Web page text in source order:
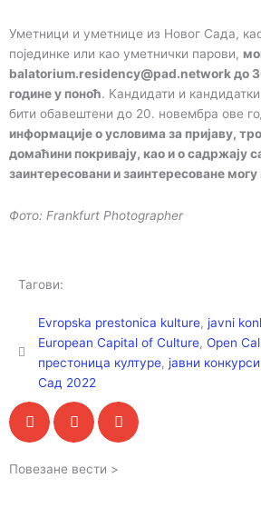
Уметници и уметнице из Новог Сада,
појединке или као уметнички парови,
balatorium.residency@pad.network до
године у поноћ. Кандидати и
бити обавештени до 20. новембра ове
информације о условима за пријаву,
домаћини покривају, као и о садржају
заинтересовани и заинтересоване
Фото: Frankfurt Photographer
Тагови:
Evropska prestonica kulture, javni
European Capital of Culture,Open
престоница културе, јавни конкурси
Сад 2022
Повезане вести >